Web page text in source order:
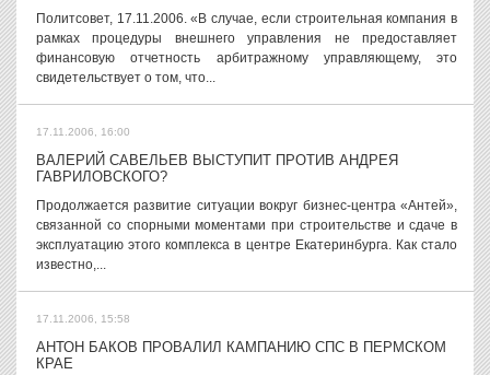
Политсовет, 17.11.2006. «В случае, если строительная компания в
рамках процедуры внешнего управления не предоставляет
финансовую отчетность арбитражному управляющему, это
свидетельствует о том, что...
17.11.2006, 16:00
ВАЛЕРИЙ САВЕЛЬЕВ ВЫСТУПИТ ПРОТИВ АНДРЕЯ
ГАВРИЛОВСКОГО?
Продолжается развитие ситуации вокруг бизнес-центра «Антей»,
связанной со спорными моментами при строительстве и сдаче в
эксплуатацию этого комплекса в центре Екатеринбурга. Как стало
известно,...
17.11.2006, 15:58
АНТОН БАКОВ ПРОВАЛИЛ КАМПАНИЮ СПС В ПЕРМСКОМ
КРАЕ